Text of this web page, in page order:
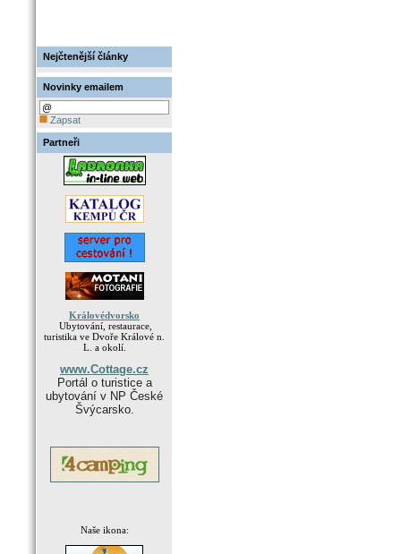
Nejčtenější články
Novinky emailem
Zapsat
Partneři
Královédvorsko
Ubytování, restaurace,
turistika ve Dvoře Králové n.
L. a okolí.
www.Cottage.cz
Portál o turistice a
ubytování v NP České
Švýcarsko.
Naše ikona: